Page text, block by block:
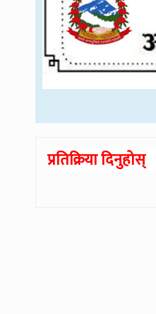
प्रतिक्रिया दिनुहोस्